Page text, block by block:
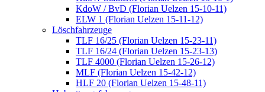
KdoW / BvD (Florian Uelzen 15-10-11)
ELW 1 (Florian Uelzen 15-11-12)
Löschfahrzeuge
TLF 16/25 (Florian Uelzen 15-23-11)
TLF 16/24 (Florian Uelzen 15-23-13)
TLF 4000 (Florian Uelzen 15-26-12)
MLF (Florian Uelzen 15-42-12)
HLF 20 (Florian Uelzen 15-48-11)